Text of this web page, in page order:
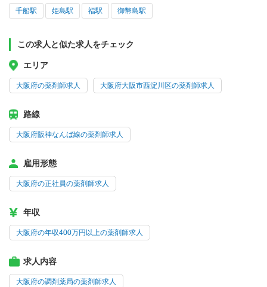
千船駅 姫島駅 福駅 御幣島駅
この求人と似た求人をチェック
エリア
大阪府の薬剤師求人 大阪府大阪市西淀川区の薬剤師求人
路線
大阪府阪神なんば線の薬剤師求人
雇用形態
大阪府の正社員の薬剤師求人
年収
大阪府の年収400万円以上の薬剤師求人
求人内容
大阪府の調剤薬局の薬剤師求人